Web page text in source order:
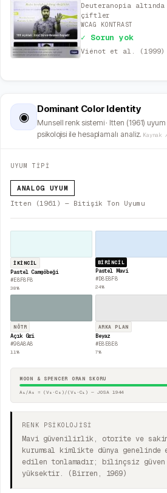
Deuteranopia
çiftler
WCAG KONTRAST
✓ Sorun yok
Viénot et al. (1999)
◉
Dominant Color Identity
Munsell renk sistemi · Itten (1961)
psikolojisi ile hesaplamalı analiz. Kaynak ↗
UYUM TİPİ
ANALOG UYUM
Itten (1961) — Bitişik Ton Uyumu
İKINCIL
Pastel Camgöbeği
#E8F8F8
38%
BIRINCIL
Pastel Mavi
#D8E8F8
24%
NÖTR
Açık Gri
#98A8A8
11%
ARKA PLAN
Beyaz
#E8E8E8
7%
MOON & SPENCER ORAN SKORU
A₁/A₂ = (V₂·C₂)/(V₁·C₁) — JOSA 1944
RENK PSİKOLOJİSİ
Mavi güvenilirlik, otorite ve
kurumsal kimlikte dünya genelinde
edilen tonlamadır; bilinçsiz güven
yüksektir. (Birren, 1969)